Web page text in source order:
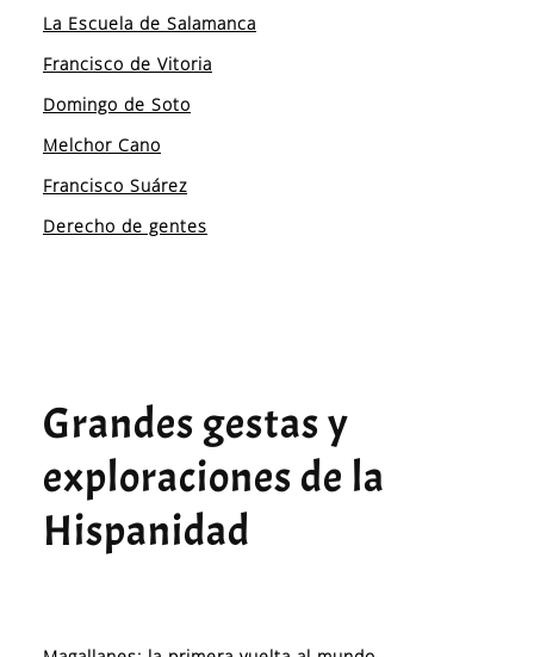
La Escuela de Salamanca
Francisco de Vitoria
Domingo de Soto
Melchor Cano
Francisco Suárez
Derecho de gentes
Grandes gestas y
exploraciones de la
Hispanidad